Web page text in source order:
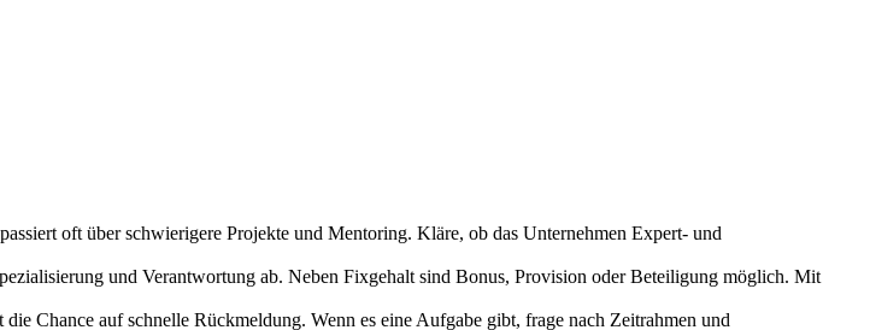
oft über schwierigere Projekte und Mentoring. Kläre, ob das Unternehmen Expert- und
und Verantwortung ab. Neben Fixgehalt sind Bonus, Provision oder Beteiligung möglich. Mit
Chance auf schnelle Rückmeldung. Wenn es eine Aufgabe gibt, frage nach Zeitrahmen und